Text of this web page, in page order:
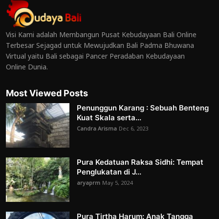
Visi Kami adalah Membangun Pusat Kebudayaan Bali Online
Terbesar Sejagad untuk Mewujudkan Bali Padma Bhuwana
Virtual yaitu Bali sebagai Pancer Peradaban Kebudayaan
Online Dunia.
Most Viewed Posts
Penunggun Karang : Sebuah Benteng
Kuat Skala serta...
Candra Arisma Dec 6, 2023
Pura Kedatuan Raksa Sidhi: Tempat
Penglukatan di J...
aryaprm May 5, 2024
Pura Tirtha Harum: Anak Tangga